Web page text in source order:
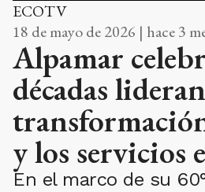
ECOTV
18 de mayo de 2026 | hace 3
Alpamar
décadas
y los servicios
En el marco de su